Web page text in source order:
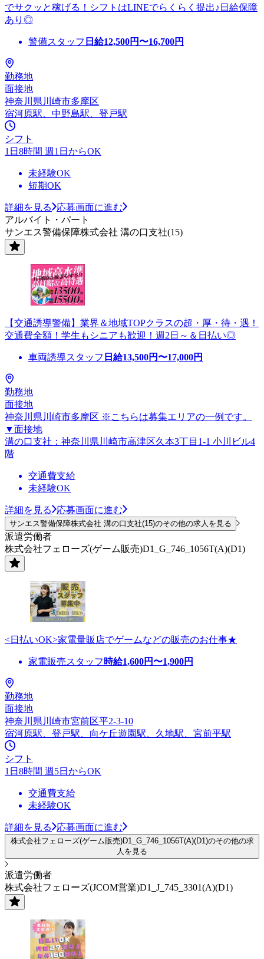
でサクッと稼げる！シフトはLINEでらくらく提出♪日給保障
あり◎
警備スタッフ 日給12,500円〜16,700円
勤務地
面接地
神奈川県川崎市多摩区
宿河原駅、中野島駅、登戸駅
シフト
1日8時間 週1日からOK
未経験OK
短期OK
詳細を見る
応募画面に進む
アルバイト・パート
サンエス警備保障株式会社 溝の口支社(15)
【交通誘導警備】業界＆地域TOPクラスの超・厚・待・遇！
交通費全額！学生もシニアも歓迎！週2日～＆日払い◎
車両誘導スタッフ 日給13,500円〜17,000円
勤務地
面接地
神奈川県川崎市多摩区 ※こちらは募集エリアの一例です。
▼面接地
溝の口支社：神奈川県川崎市高津区久本3丁目1-1 小川ビル4
階
交通費支給
未経験OK
詳細を見る 応募画面に進む
サンエス警備保障株式会社 溝の口支社(15)のその他の求人を見る
派遣労働者
株式会社フェローズ(ゲーム販売)D1_G_746_1056T(A)(D1)
<日払いOK>家電量販店でゲームなどの販売のお仕事★
家電販売スタッフ 時給1,600円〜1,900円
勤務地
面接地
神奈川県川崎市宮前区平2-3-10
宿河原駅、登戸駅、向ケ丘遊園駅、久地駅、宮前平駅
シフト
1日8時間 週5日からOK
交通費支給
未経験OK
詳細を見る 応募画面に進む
株式会社フェローズ(ゲーム販売)D1_G_746_1056T(A)(D1)のその他の求
人を見る
派遣労働者
株式会社フェローズ(JCOM営業)D1_J_745_3301(A)(D1)